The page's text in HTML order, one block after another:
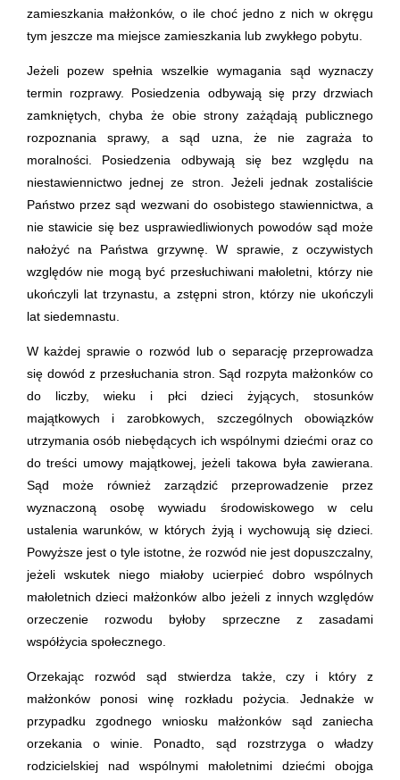
zamieszkania małżonków, o ile choć jedno z nich w okręgu
tym jeszcze ma miejsce zamieszkania lub zwykłego pobytu.
Jeżeli pozew spełnia wszelkie wymagania sąd wyznaczy
termin rozprawy. Posiedzenia odbywają się przy drzwiach
zamkniętych, chyba że obie strony zażądają publicznego
rozpoznania sprawy, a sąd uzna, że nie zagraża to
moralności. Posiedzenia odbywają się bez względu na
niestawiennictwo jednej ze stron. Jeżeli jednak zostaliście
Państwo przez sąd wezwani do osobistego stawiennictwa, a
nie stawicie się bez usprawiedliwionych powodów sąd może
nałożyć na Państwa grzywnę. W sprawie, z oczywistych
względów nie mogą być przesłuchiwani małoletni, którzy nie
ukończyli lat trzynastu, a zstępni stron, którzy nie ukończyli
lat siedemnastu.
W każdej sprawie o rozwód lub o separację przeprowadza
się dowód z przesłuchania stron. Sąd rozpyta małżonków co
do liczby, wieku i płci dzieci żyjących, stosunków
majątkowych i zarobkowych, szczególnych obowiązków
utrzymania osób niebędących ich wspólnymi dziećmi oraz co
do treści umowy majątkowej, jeżeli takowa była zawierana.
Sąd może również zarządzić przeprowadzenie przez
wyznaczoną osobę wywiadu środowiskowego w celu
ustalenia warunków, w których żyją i wychowują się dzieci.
Powyższe jest o tyle istotne, że rozwód nie jest dopuszczalny,
jeżeli wskutek niego miałoby ucierpieć dobro wspólnych
małoletnich dzieci małżonków albo jeżeli z innych względów
orzeczenie rozwodu byłoby sprzeczne z zasadami
współżycia społecznego.
Orzekając rozwód sąd stwierdza także, czy i który z
małżonków ponosi winę rozkładu pożycia. Jednakże w
przypadku zgodnego wniosku małżonków sąd zaniecha
orzekania o winie. Ponadto, sąd rozstrzyga o władzy
rodzicielskiej nad wspólnymi małoletnimi dziećmi obojga